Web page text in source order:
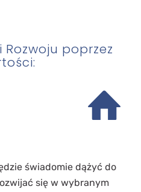
Rozwoju poprzez
świadomie dążyć do
się w wybranym